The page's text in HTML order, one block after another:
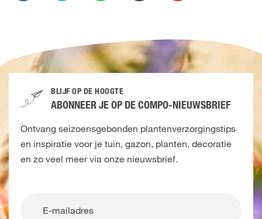
BLIJF OP DE HOOGTE
ABONNEER JE OP DE COMPO-NIEUWSBRIEF
Ontvang seizoensgebonden plantenverzorgingstips
en inspiratie voor je tuin, gazon, planten, decoratie
en zo veel meer via onze nieuwsbrief.